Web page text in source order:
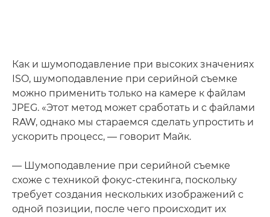
Как и шумоподавление при высоких значениях
ISO, шумоподавление при серийной съемке
можно применить только на камере к файлам
JPEG. «Этот метод может сработать и с файлами
RAW, однако мы стараемся сделать упростить и
ускорить процесс, — говорит Майк.
— Шумоподавление при серийной съемке
схоже с техникой фокус-стекинга, поскольку
требует создания нескольких изображений с
одной позиции, после чего происходит их